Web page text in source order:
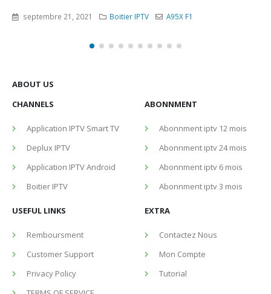
21, 2021 Boitier IPTV A95X F1
ABOUT US
CHANNELS
Application IPTV Smart TV
Deplux IPTV
Application IPTV Android
Boitier IPTV
ABONNMENT
Abonnment iptv 12 mois
Abonnment iptv 24 mois
Abonnment iptv 6 mois
Abonnment iptv 3 mois
USEFUL LINKS
Remboursment
Customer Support
Privacy Policy
EXTRA
Contactez Nous
Mon Compte
Tutorial